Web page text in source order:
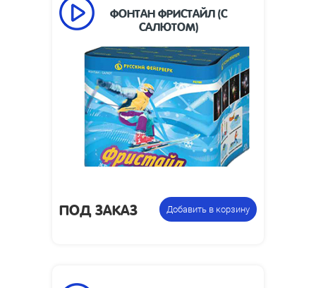
ФОНТАН ФРИСТАЙЛ (С
САЛЮТОМ)
Время работы, сек:
90
Высота пламени, м:
7
Размеры изделия,
165 х 190 х 190
Вес упаковки, кг:
0.6
Цена указана за
фасовку:
Фонтан
пиротехнический.
ПОД ЗАКАЗ Добавить в корзину